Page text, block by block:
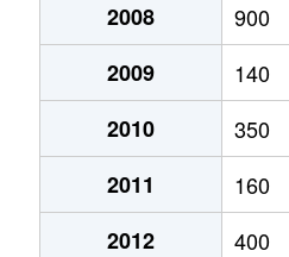
2008
900
2009
140
2010
350
2011
160
2012
400